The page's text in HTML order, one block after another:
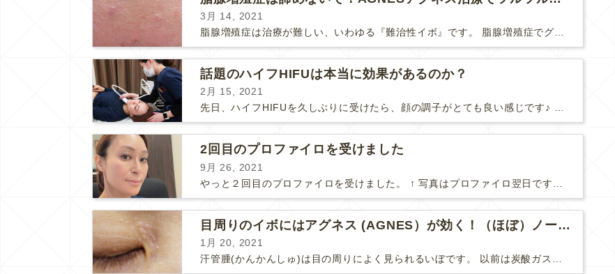
3月 14, 2021
話題のハイフHIFUは本当に効果があるのか？
2月 15, 2021
先日、ハイフHIFUを久しぶりに受けたら、顔の調子がとても良い感じです♪ 私はハイフHIFU後はいつも３日位、人には気付かれない程度に軽く腫れて、その後、グングンと顔が引き締まります。 ...
2回目のプロファイロを受けました
9月 26, 2021
目周りのイボにはアグネス (AGNES）が効く！（ほぼ）ノーダウンタイムのイボ治療
1月 20, 2021
汗管腫(かんかんしゅ)は目の周りによく見られるいぼです。 以前は炭酸ガスレーザーでイボ組織を削って（蒸散とかアブレーションと言います）治療していました。 汗管腫は治療しても再発しやすい難治...